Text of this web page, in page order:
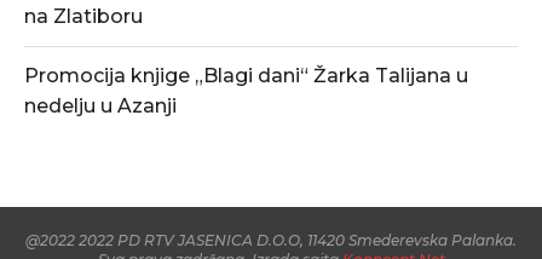
na Zlatiboru
Promocija knjige „Blagi dani“ Žarka Talijana u
nedelju u Azanji
@2022 2022 PD RTV JASENICA D.O.O, 11420 Smederevska Palanka.